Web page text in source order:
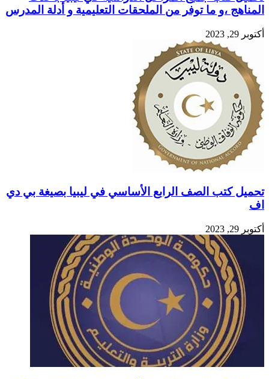
المناهج ،و ما توفر من الملحقات التعليمية و أدلة المدرس
أكتوبر 29, 2023
تحميل كتب الصف الرابع الأساسي في ليبيا بصيغة بي دي
اف
أكتوبر 29, 2023